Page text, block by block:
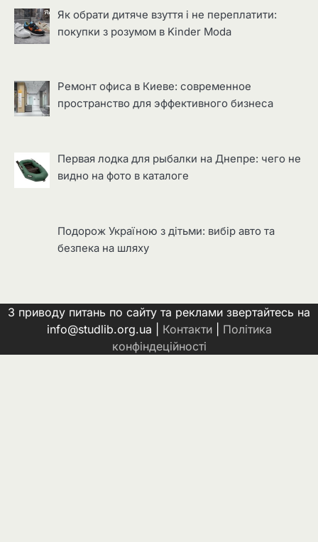
Як обрати дитяче взуття і не переплатити:
покупки з розумом в Kinder Moda
Ремонт офиса в Киеве: современное
пространство для эффективного бизнеса
Первая лодка для рыбалки на Днепре: чего не
видно на фото в каталоге
Подорож Україною з дітьми: вибір авто та
безпека на шляху
З приводу питань по сайту та реклами звертайтесь на
info@studlib.org.ua | Контакти| Політика
конфіндеційності